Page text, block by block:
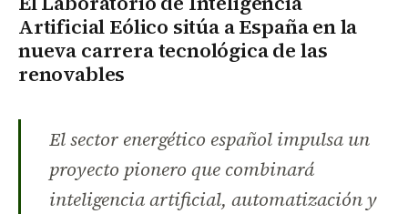
Artificial Eólico sitúa a España en la
nueva carrera tecnológica de las
renovables
El sector energético español impulsa un
proyecto pionero que combinará
inteligencia artificial, automatización y